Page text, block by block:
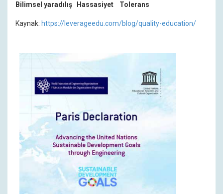
Bilimsel yaradılış Hassasiyet Tolerans
Kaynak: https://leverageedu.com/blog/quality-education/